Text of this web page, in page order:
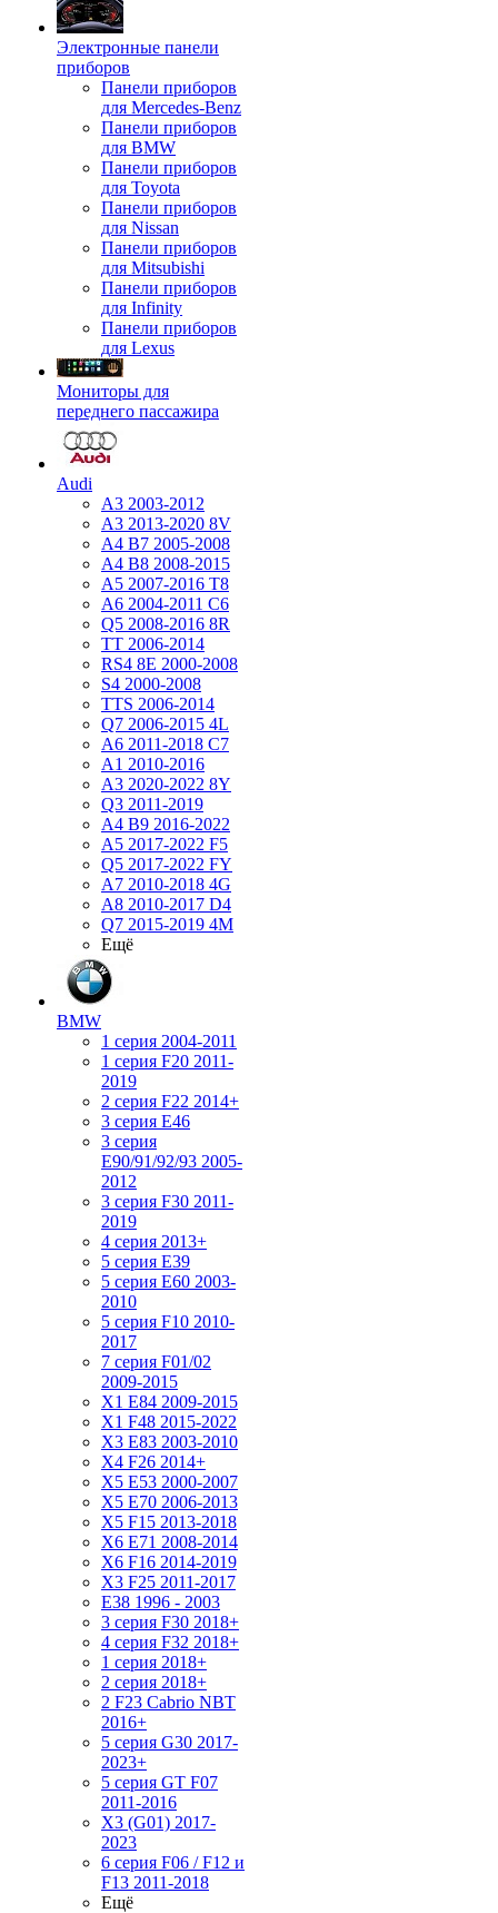
Электронные панели
приборов
Панели приборов
для Mercedes-Benz
Панели приборов
для BMW
Панели приборов
для Toyota
Панели приборов
для Nissan
Панели приборов
для Mitsubishi
Панели приборов
для Infinity
Панели приборов
для Lexus
Мониторы для
переднего пассажира
Audi
A3 2003-2012
A3 2013-2020 8V
A4 B7 2005-2008
A4 B8 2008-2015
A5 2007-2016 T8
A6 2004-2011 C6
Q5 2008-2016 8R
TT 2006-2014
RS4 8E 2000-2008
S4 2000-2008
TTS 2006-2014
Q7 2006-2015 4L
A6 2011-2018 С7
A1 2010-2016
A3 2020-2022 8Y
Q3 2011-2019
A4 B9 2016-2022
A5 2017-2022 F5
Q5 2017-2022 FY
A7 2010-2018 4G
A8 2010-2017 D4
Q7 2015-2019 4M
Ещё
BMW
1 серия 2004-2011
1 серия F20 2011-
2019
2 серия F22 2014+
3 серия Е46
3 серия
E90/91/92/93 2005-
2012
3 серия F30 2011-
2019
4 серия 2013+
5 серия E39
5 серия E60 2003-
2010
5 серия F10 2010-
2017
7 серия F01/02
2009-2015
X1 E84 2009-2015
X1 F48 2015-2022
X3 E83 2003-2010
X4 F26 2014+
X5 E53 2000-2007
X5 E70 2006-2013
X5 F15 2013-2018
X6 E71 2008-2014
X6 F16 2014-2019
X3 F25 2011-2017
E38 1996 - 2003
3 серия F30 2018+
4 серия F32 2018+
1 серия 2018+
2 серия 2018+
2 F23 Cabrio NBT
2016+
5 серия G30 2017-
2023+
5 серия GT F07
2011-2016
X3 (G01) 2017-
2023
6 серия F06 / F12 и
F13 2011-2018
Ещё